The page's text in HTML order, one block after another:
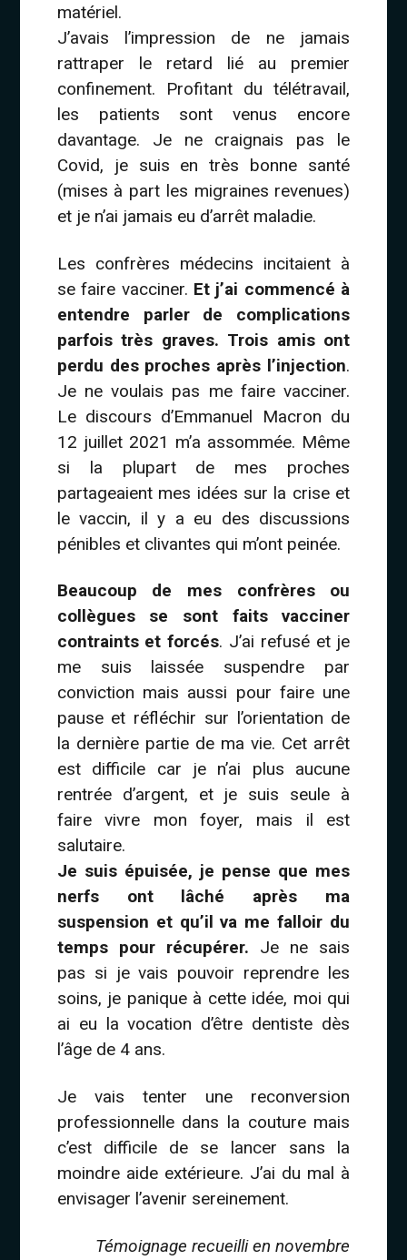
matériel.
J’avais l’impression de ne jamais
rattraper le retard lié au premier
confinement. Profitant du télétravail,
les patients sont venus encore
davantage. Je ne craignais pas le
Covid, je suis en très bonne santé
(mises à part les migraines revenues)
et je n’ai jamais eu d’arrêt maladie.
Les confrères médecins incitaient à
se faire vacciner. Et j’ai commencé à
entendre parler de complications
parfois très graves. Trois amis ont
perdu des proches après l’injection.
Je ne voulais pas me faire vacciner.
Le discours d’Emmanuel Macron du
12 juillet 2021 m’a assommée. Même
si la plupart de mes proches
partageaient mes idées sur la crise et
le vaccin, il y a eu des discussions
pénibles et clivantes qui m’ont peinée.
Beaucoup de mes confrères ou
collègues se sont faits vacciner
contraints et forcés. J’ai refusé et je
me suis laissée suspendre par
conviction mais aussi pour faire une
pause et réfléchir sur l’orientation de
la dernière partie de ma vie. Cet arrêt
est difficile car je n’ai plus aucune
rentrée d’argent, et je suis seule à
faire vivre mon foyer, mais il est
salutaire.
Je suis épuisée, je pense que mes
nerfs ont lâché après ma
suspension et qu’il va me falloir du
temps pour récupérer. Je ne sais
pas si je vais pouvoir reprendre les
soins, je panique à cette idée, moi qui
ai eu la vocation d’être dentiste dès
l’âge de 4 ans.
Je vais tenter une reconversion
professionnelle dans la couture mais
c’est difficile de se lancer sans la
moindre aide extérieure. J’ai du mal à
envisager l’avenir sereinement.
Témoignage recueilli en novembre